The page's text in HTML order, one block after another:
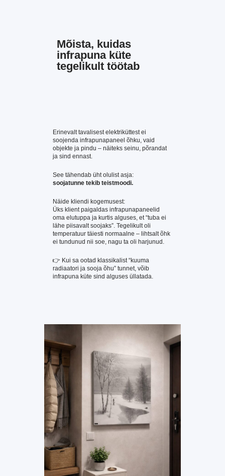
Mõista, kuidas
infrapuna küte
tegelikult töötab
Erinevalt tavalisest elektriküttest ei
soojenda infrapunapaneel õhku, vaid
objekte ja pindu – näiteks seinu, põrandat
ja sind ennast.
See tähendab üht olulist asja:
soojatunne tekib teistmoodi.
Näide kliendi kogemusest:
Üks klient paigaldas infrapunapaneelid
oma elutuppa ja kurtis alguses, et “tuba ei
lähe piisavalt soojaks”. Tegelikult oli
temperatuur täiesti normaalne – lihtsalt õhk
ei tundunud nii soe, nagu ta oli harjunud.
👉 Kui sa ootad klassikalist “kuuma
radiaatori ja sooja õhu” tunnet, võib
infrapuna küte sind alguses üllatada.